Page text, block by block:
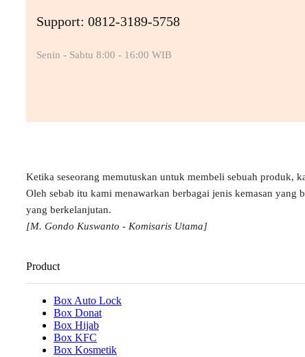
Support: 0812-3189-5758
Senin - Sabtu 8:00 - 16:00 WIB
Ketika seseorang memutuskan untuk membeli sebuah produk,
Oleh sebab itu kami menawarkan berbagai jenis kemasan
yang berkelanjutan.
[M. Gondo Kuswanto - Komisaris Utama]
Product
Box Auto Lock
Box Donat
Box Hijab
Box KFC
Box Kosmetik